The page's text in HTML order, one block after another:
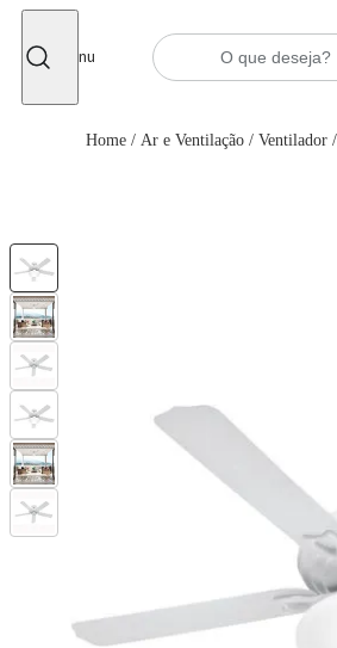
Menu
Home / Ar e Ventilação / Ventilador /